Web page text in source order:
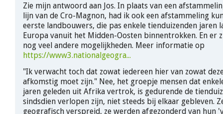
Zie mijn antwoord aan Jos. In plaats van een
lijn van de Cro-Magnon, had ik ook een afstammeling
eerste landbouwers, die pas enkele tienduizenden jaren
Europa vanuit het Midden-Oosten binnentrokken. En er
nog veel andere mogelijkheden. Meer informatie op
https://www3.nationalgeogra...
"Ik verwacht toch dat zowat iedereen hier van zowat
afkomstig moet zijn." Nee, het groepje mensen dat
jaren geleden uit Afrika vertrok, is gedurende de
sindsdien verlopen zijn, niet steeds bij elkaar gebleven.
geografisch verspreid, ze werden afgezonderd van hun